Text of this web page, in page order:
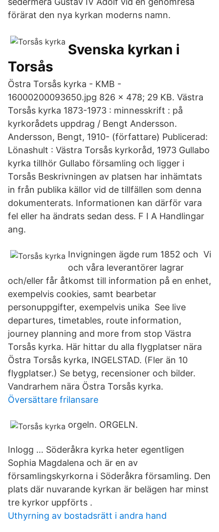
förärat den nya kyrkan moderns namn.
Svenska kyrkan i
Torsås
Östra Torsås kyrka - KMB -
16000200093650.jpg 826 × 478; 29 KB. Västra
Torsås kyrka 1873-1973 : minnesskrift : på
kyrkorådets uppdrag / Bengt Andersson.
Andersson, Bengt, 1910- (författare) Publicerad:
Lönashult : Västra Torsås kyrkoråd, 1973 Gullabo
kyrka tillhör Gullabo församling och ligger i
Torsås Beskrivningen av platsen har inhämtats
in från publika källor vid de tillfällen som denna
dokumenterats. Informationen kan därför vara
fel eller ha ändrats sedan dess. F I A Handlingar
ang.
Invigningen ägde rum 1852 och Vi
och våra leverantörer lagrar
och/eller får åtkomst till information på en enhet,
exempelvis cookies, samt bearbetar
personuppgifter, exempelvis unika See live
departures, timetables, route information,
journey planning and more from stop Västra
Torsås kyrka. Här hittar du alla flygplatser nära
Östra Torsås kyrka, INGELSTAD. (Fler än 10
flygplatser.) Se betyg, recensioner och bilder.
Vandrarhem nära Östra Torsås kyrka.
Översättare frilansare
orgeln. ORGELN.
Inlogg … Söderåkra kyrka heter egentligen
Sophia Magdalena och är en av
församlingskyrkorna i Söderåkra församling. Den
plats där nuvarande kyrkan är belägen har minst
tre kyrkor uppförts .
Uthyrning av bostadsrätt i andra hand